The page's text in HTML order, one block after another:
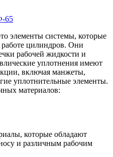
65
элементы системы, которые
работе цилиндров. Они
рабочей жидкости и
уплотнения имеют
включая манжеты,
уплотнительные элементы.
материалов:
которые обладают
и различным рабочим